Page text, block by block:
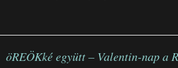
öREÖKké együtt – Valentin-nap a